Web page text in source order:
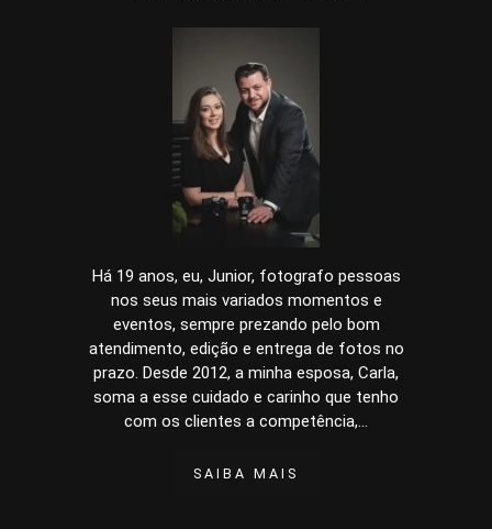
Há 19 anos, eu, Junior, fotografo pessoas
nos seus mais variados momentos e
eventos, sempre prezando pelo bom
atendimento, edição e entrega de fotos no
prazo. Desde 2012, a minha esposa, Carla,
soma a esse cuidado e carinho que tenho
com os clientes a competência,...
SAIBA MAIS